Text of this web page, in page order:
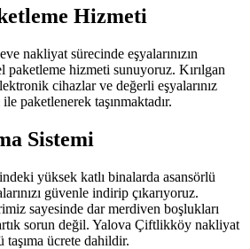
Hizmeti
nakliyat sürecinde eşyalarınızın
hizmeti sunuyoruz. Kırılgan
cihazlar ve değerli eşyalarınız
paketlenerek taşınmaktadır.
Sistemi
yüksek katlı binalarda asansörlü
güvenle indirip çıkarıyoruz.
sayesinde dar merdiven boşlukları
sorun değil. Yalova Çiftlikköy nakliyat
ücrete dahildir.